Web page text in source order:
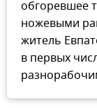
обгоревшее
ножевыми
житель
в первых